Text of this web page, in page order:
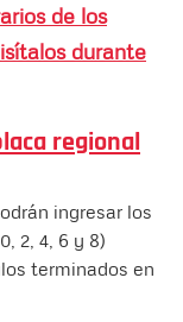
de los
durante
regional
ingresar los
2, 4, 6 y 8)
terminados en